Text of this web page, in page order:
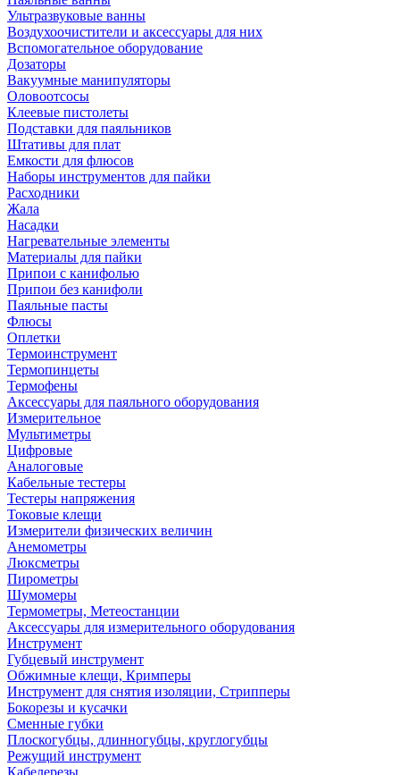
Ультразвуковые ванны
Воздухоочистители и аксессуары для них
Вспомогательное оборудование
Дозаторы
Вакуумные манипуляторы
Оловоотсосы
Клеевые пистолеты
Подставки для паяльников
Штативы для плат
Емкости для флюсов
Наборы инструментов для пайки
Расходники
Жала
Насадки
Нагревательные элементы
Материалы для пайки
Припои с канифолью
Припои без канифоли
Паяльные пасты
Флюсы
Оплетки
Термоинструмент
Термопинцеты
Термофены
Аксессуары для паяльного оборудования
Измерительное
Мультиметры
Цифровые
Аналоговые
Кабельные тестеры
Тестеры напряжения
Токовые клещи
Измерители физических величин
Анемометры
Люксметры
Пирометры
Шумомеры
Термометры, Метеостанции
Аксессуары для измерительного оборудования
Инструмент
Губцевый инструмент
Обжимные клещи, Кримперы
Инструмент для снятия изоляции, Стрипперы
Бокорезы и кусачки
Сменные губки
Плоскогубцы, длинногубцы, круглогубцы
Режущий инструмент
Кабелерезы